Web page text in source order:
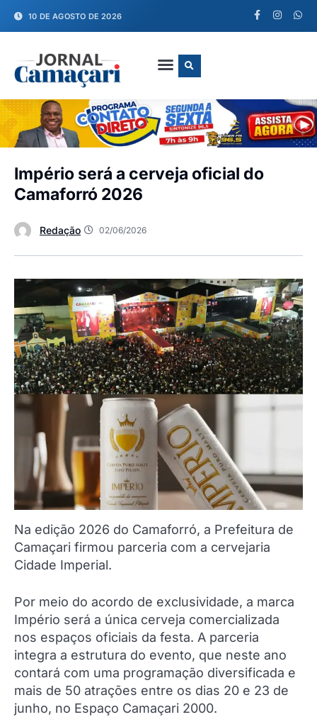
10 DE AGOSTO DE 2026
Império será a cerveja oficial do
Camaforró 2026
Redação 02/06/2026
Na edição 2026 do Camaforró, a Prefeitura de
Camaçari firmou parceria com a cervejaria
Cidade Imperial.
Por meio do acordo de exclusividade, a marca
Império será a única cerveja comercializada
nos espaços oficiais da festa. A parceria
integra a estrutura do evento, que neste ano
contará com uma programação diversificada e
mais de 50 atrações entre os dias 20 e 23 de
junho, no Espaço Camaçari 2000.